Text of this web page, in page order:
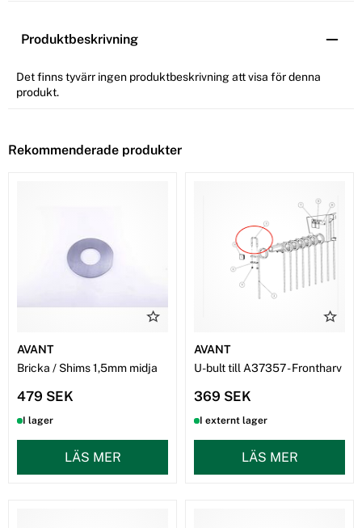
Produktbeskrivning
Det finns tyvärr ingen produktbeskrivning att visa för denna
produkt.
Rekommenderade produkter
AVANT
Bricka / Shims 1,5mm midja
479 SEK
I lager
LÄS MER
AVANT
U-bult till A37357 - Frontharv
369 SEK
I externt lager
LÄS MER